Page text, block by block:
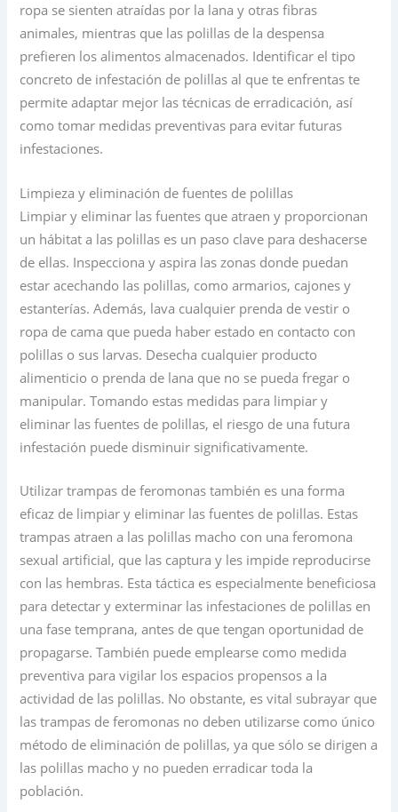
ropa se sienten atraídas por la lana y otras fibras
animales, mientras que las polillas de la despensa
prefieren los alimentos almacenados. Identificar el tipo
concreto de infestación de polillas al que te enfrentas te
permite adaptar mejor las técnicas de erradicación, así
como tomar medidas preventivas para evitar futuras
infestaciones.
Limpieza y eliminación de fuentes de polillas
Limpiar y eliminar las fuentes que atraen y proporcionan
un hábitat a las polillas es un paso clave para deshacerse
de ellas. Inspecciona y aspira las zonas donde puedan
estar acechando las polillas, como armarios, cajones y
estanterías. Además, lava cualquier prenda de vestir o
ropa de cama que pueda haber estado en contacto con
polillas o sus larvas. Desecha cualquier producto
alimenticio o prenda de lana que no se pueda fregar o
manipular. Tomando estas medidas para limpiar y
eliminar las fuentes de polillas, el riesgo de una futura
infestación puede disminuir significativamente.
Utilizar trampas de feromonas también es una forma
eficaz de limpiar y eliminar las fuentes de polillas. Estas
trampas atraen a las polillas macho con una feromona
sexual artificial, que las captura y les impide reproducirse
con las hembras. Esta táctica es especialmente beneficiosa
para detectar y exterminar las infestaciones de polillas en
una fase temprana, antes de que tengan oportunidad de
propagarse. También puede emplearse como medida
preventiva para vigilar los espacios propensos a la
actividad de las polillas. No obstante, es vital subrayar que
las trampas de feromonas no deben utilizarse como único
método de eliminación de polillas, ya que sólo se dirigen a
las polillas macho y no pueden erradicar toda la
población.